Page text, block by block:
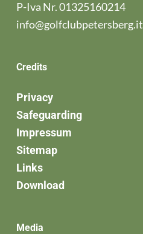
P-Iva Nr. 01325160214
info@golfclubpetersberg.it
Credits
Privacy
Safeguarding
Impressum
Sitemap
Links
Download
Media